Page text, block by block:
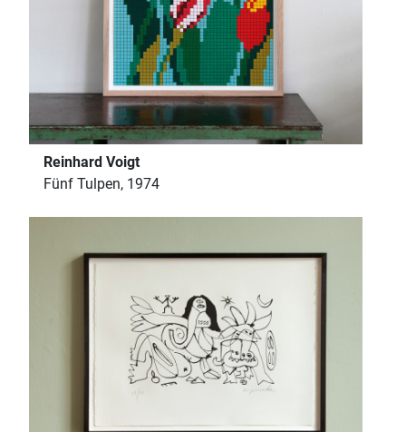
Reinhard Voigt
Fünf Tulpen, 1974